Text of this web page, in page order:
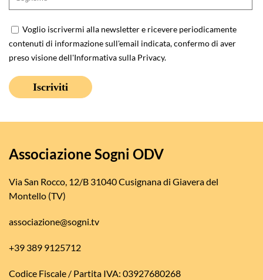
Voglio iscrivermi alla newsletter e ricevere periodicamente
contenuti di informazione sull'email indicata, confermo di aver
preso visione dell'Informativa sulla Privacy.
Associazione Sogni ODV
Via San Rocco, 12/B 31040 Cusignana di Giavera del
Montello (TV)
associazione@sogni.tv
+39 389 9125712
Codice Fiscale / Partita IVA: 03927680268